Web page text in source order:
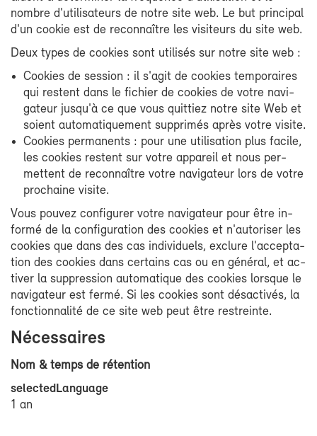
nombre d'uti­li­sa­teurs de notre site web. Le but prin­ci­pal
d'un co­okie est de re­con­naître les vi­si­teurs du site web.
Deux types de co­okies sont uti­li­sés sur notre site web :
Co­okies de ses­sion : il s'agit de co­okies tem­po­raires
qui res­tent dans le fi­chier de co­okies de votre na­vi­
ga­teur jus­qu'à ce que vous quit­tiez notre site Web et
soient au­to­ma­ti­que­ment sup­pri­més après votre vi­site.
Co­okies per­ma­nents : pour une uti­li­sa­tion plus fa­cile,
les co­okies res­tent sur votre ap­pa­reil et nous per­
mettent de re­con­naître votre na­vi­ga­teur lors de votre
pro­chaine vi­site.
Vous pou­vez confi­gu­rer votre na­vi­ga­teur pour être in­
for­mé de la confi­gu­ra­tion des co­okies et n'au­to­ri­ser les
co­okies que dans des cas in­di­vi­duels, ex­clure l'ac­cep­ta­
tion des co­okies dans cer­tains cas ou en gé­né­ral, et ac­
ti­ver la sup­pres­sion au­to­ma­tique des co­okies lorsque le
na­vi­ga­teur est fer­mé. Si les co­okies sont désac­ti­vés, la
fonc­tion­na­li­té de ce site web peut être res­treinte.
Né­ces­saires
Nom & temps de ré­ten­tion
se­lec­ted­Lan­guage
1 an